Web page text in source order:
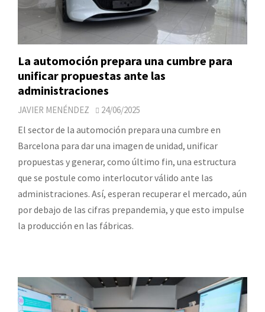
La automoción prepara una cumbre para
unificar propuestas ante las
administraciones
JAVIER MENÉNDEZ 24/06/2025
El sector de la automoción prepara una cumbre en
Barcelona para dar una imagen de unidad, unificar
propuestas y generar, como último fin, una estructura
que se postule como interlocutor válido ante las
administraciones. Así, esperan recuperar el mercado, aún
por debajo de las cifras prepandemia, y que esto impulse
la producción en las fábricas.